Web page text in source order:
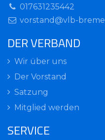
017631235442
vorstand@vlb-
DER VERBAND
Wir über uns
Der Vorstand
Satzung
Mitglied werden
SERVICE